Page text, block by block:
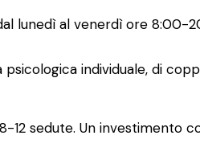
lunedì al venerdì ore 8:00-
individuale, di
12 sedute. Un investimento